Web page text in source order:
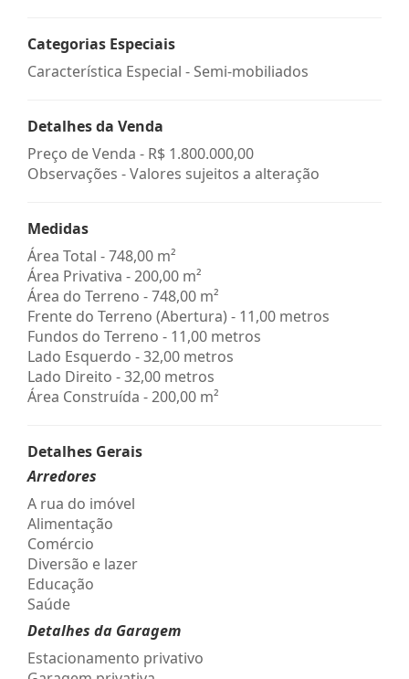
Categorias Especiais
Característica Especial - Semi-mobiliados
Detalhes da Venda
Preço de Venda - R$ 1.800.000,00
Observações - Valores sujeitos a alteração
Medidas
Área Total - 748,00 m²
Área Privativa - 200,00 m²
Área do Terreno - 748,00 m²
Frente do Terreno (Abertura) - 11,00 metros
Fundos do Terreno - 11,00 metros
Lado Esquerdo - 32,00 metros
Lado Direito - 32,00 metros
Área Construída - 200,00 m²
Detalhes Gerais
Arredores
A rua do imóvel
Alimentação
Comércio
Diversão e lazer
Educação
Saúde
Detalhes da Garagem
Estacionamento privativo